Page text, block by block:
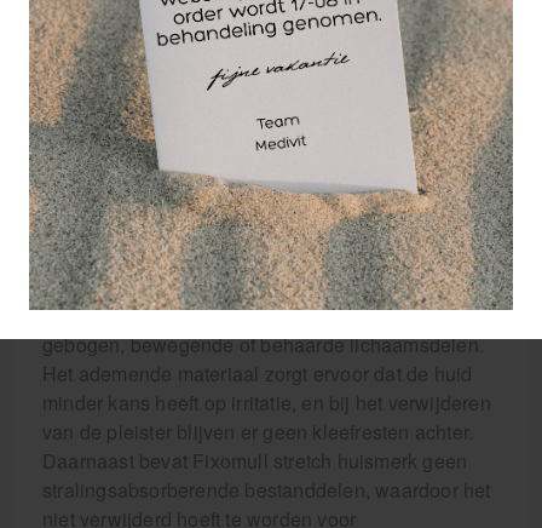
lichaamsdelen. De flexibele en rekbare drager van
polyester non-woven past zich gemakkelijk aan
gewelfde lichaamsdelen aan, waardoor
afsnoeringen, stuwingen en
doorbloedingsstoornissen worden voorkomen en de
wond beschermd wordt tegen bacteriën en andere
verontreinigingen.
De kleefmassa van polyacrylaat is huidvriendelijk
en hypo-allergeen, waardoor verbanden gedurende
lange perioden op hun plaats blijven zitten, zelfs op
gebogen, bewegende of behaarde lichaamsdelen.
Het ademende materiaal zorgt ervoor dat de huid
minder kans heeft op irritatie, en bij het verwijderen
van de pleister blijven er geen kleefresten achter.
Daarnaast bevat Fixomull stretch huismerk geen
stralingsabsorberende bestanddelen, waardoor het
niet verwijderd hoeft te worden voor